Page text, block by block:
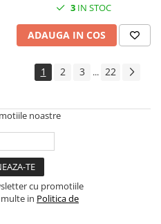
3 IN STOC
ADAUGA IN COS
1 2 3 ... 22
noastre
cu promotiile
in Politica de